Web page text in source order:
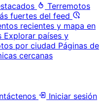
Terremotos
fuertes del feed
recientes y mapa en
Explorar países y
por ciudad Páginas de
cercanas
Iniciar sesión